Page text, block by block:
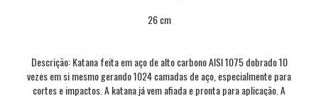
26 cm
Descrição: Katana feita em aço de alto carbono AISI 1075 dobrado 10
vezes em si mesmo gerando 1024 camadas de aço, especialmente para
cortes e impactos. A katana já vem afiada e pronta para aplicação. A